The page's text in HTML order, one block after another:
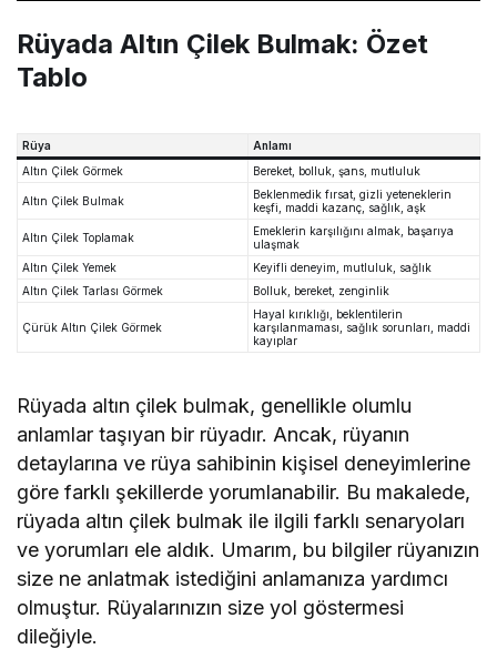
Rüyada Altın Çilek Bulmak: Özet
Tablo
Rüya
Anlamı
Altın Çilek Görmek
Bereket, bolluk, şans, mutluluk
Altın Çilek Bulmak
Beklenmedik fırsat, gizli yeteneklerin
keşfi, maddi kazanç, sağlık, aşk
Altın Çilek Toplamak
Emeklerin karşılığını almak, başarıya
ulaşmak
Altın Çilek Yemek
Keyifli deneyim, mutluluk, sağlık
Altın Çilek Tarlası Görmek
Bolluk, bereket, zenginlik
Çürük Altın Çilek Görmek
Hayal kırıklığı, beklentilerin
karşılanmaması, sağlık sorunları, maddi
kayıplar
Rüyada altın çilek bulmak, genellikle olumlu
anlamlar taşıyan bir rüyadır. Ancak, rüyanın
detaylarına ve rüya sahibinin kişisel deneyimlerine
göre farklı şekillerde yorumlanabilir. Bu makalede,
rüyada altın çilek bulmak ile ilgili farklı senaryoları
ve yorumları ele aldık. Umarım, bu bilgiler rüyanızın
size ne anlatmak istediğini anlamanıza yardımcı
olmuştur. Rüyalarınızın size yol göstermesi
dileğiyle.